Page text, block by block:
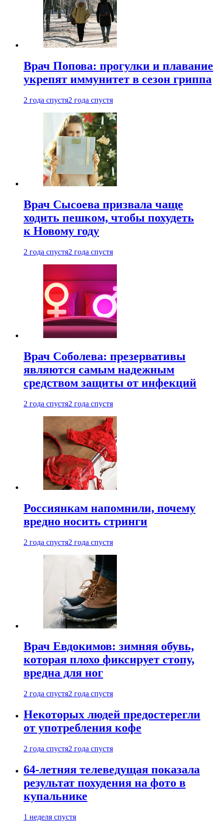
Врач Попова: прогулки и плавание
укрепят иммунитет в сезон гриппа
2 года спустя2 года спустя
Врач Сысоева призвала чаще
ходить пешком, чтобы похудеть
к Новому году
2 года спустя2 года спустя
Врач Соболева: презервативы
являются самым надежным
средством защиты от инфекций
2 года спустя2 года спустя
Россиянкам напомнили, почему
вредно носить стринги
2 года спустя2 года спустя
Врач Евдокимов: зимняя обувь,
которая плохо фиксирует стопу,
вредна для ног
2 года спустя2 года спустя
Некоторых людей предостерегли
от употребления кофе
2 года спустя2 года спустя
64-летняя телеведущая показала
результат похудения на фото в
купальнике
1 неделя спустя